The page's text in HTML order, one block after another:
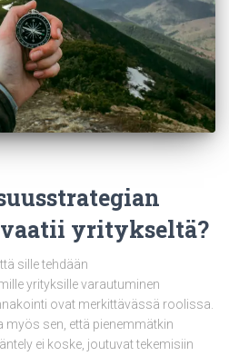
yritykseltä?
sille tehdään
yrityksille varautuminen
ovat merkittävässä roolissa.
myös sen, että pienemmätkin
ei koske, joutuvat tekemisiin